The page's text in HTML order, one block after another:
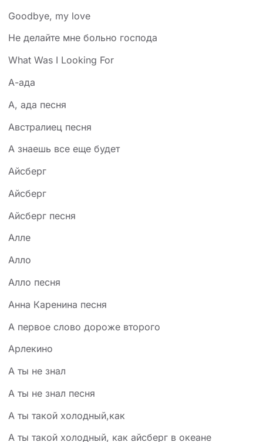
Goodbye, my love
Hе делайте мне больно господа
What Was I Looking For
А-ада
А, ада песня
Австралиец песня
А знаешь все еще будет
Айcберг
Айсберг
Айсберг песня
Алле
Алло
Алло песня
Анна Каренина песня
А первое слово дороже второго
Арлекино
А ты не знал
А ты не знал песня
А ты такой холодный,как
А ты такой холодный, как айсберг в океане